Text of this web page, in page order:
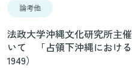
論考他
法政大学沖縄文化研究所主
いて 「占領下沖縄におけ
1949）